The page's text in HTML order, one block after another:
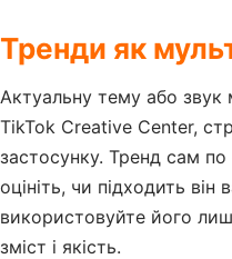
Тренди як
Актуальну тему або звук
TikTok Creative Center,
застосунку. Тренд сам по
оцініть, чи підходить він
використовуйте його
зміст і якість.